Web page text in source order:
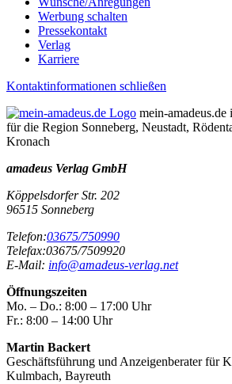
Werbung schalten
Pressekontakt
Verlag
Karriere
Kontaktinformationen schließen
mein-
für die Region Sonneberg, Neustadt,
Kronach
amadeus Verlag GmbH
Köppelsdorfer Str. 202
96515 Sonneberg
Telefon:03675/750990
Telefax:03675/7509920
E-Mail: info@amadeus-verlag.net
Öffnungszeiten
Mo. – Do.: 8:00 – 17:00 Uhr
Fr.: 8:00 – 14:00 Uhr
Martin Backert
Geschäftsführung und Anzeigenberater für
Kulmbach, Bayreuth